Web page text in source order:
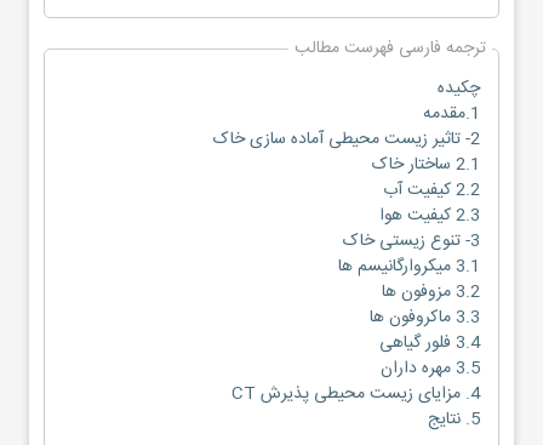
ترجمه فارسی فهرست مطالب
چکیده
1.مقدمه
2- تاثیر زیست محیطی آماده سازی خاک
2.1 ساختار خاک
2.2 کیفیت آب
2.3 کیفیت هوا
3- تنوع زیستی خاک
3.1 میکروارگانیسم ها
3.2 مزوفون ها
3.3 ماکروفون ها
3.4 فلور گیاهی
3.5 مهره داران
4. مزایای زیست محیطی پذیرش CT
5. نتایج